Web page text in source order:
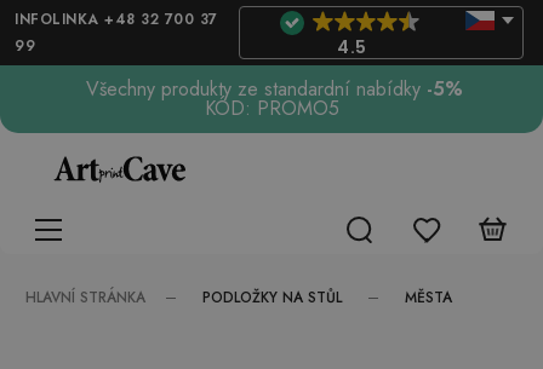
INFOLINKA +48 32 700 37
99
4.5
Všechny produkty ze standardní nabídky -5%
KÓD: PROMO5
HLAVNÍ STRÁNKA PODLOŽKY NA STŮL MĚSTA